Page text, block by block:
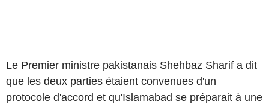
Le Premier ministre pakistanais Shehbaz Sharif a dit
que les deux parties étaient convenues d'un
protocole d'accord et qu'Islamabad se préparait à une